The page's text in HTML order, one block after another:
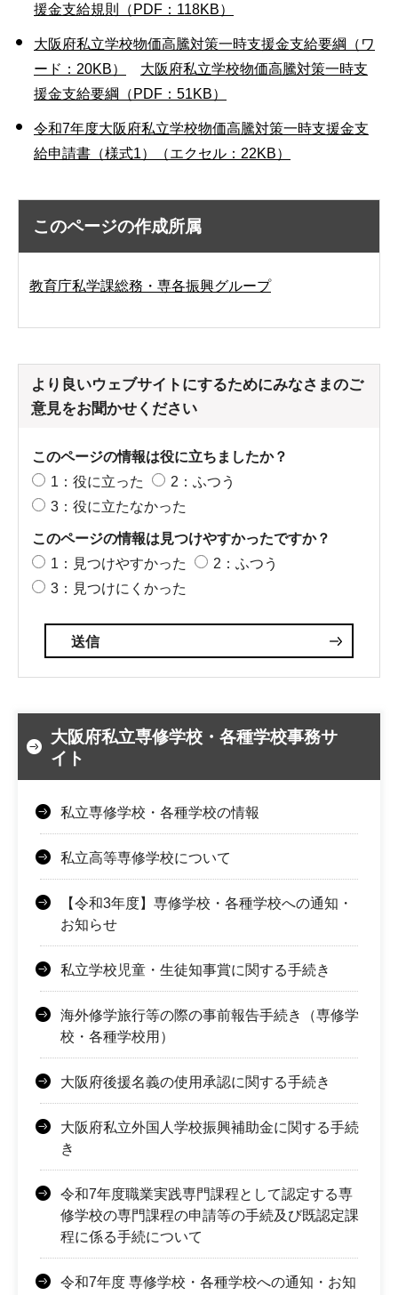
援金支給規則（PDF：118KB）
大阪府私立学校物価高騰対策一時支援金支給要綱（ワ
ード：20KB）
大阪府私立学校物価高騰対策一時支
援金支給要綱（PDF：51KB）
令和7年度大阪府私立学校物価高騰対策一時支援金支
給申請書（様式1）（エクセル：22KB）
このページの作成所属
教育庁私学課総務・専各振興グループ
より良いウェブサイトにするためにみなさまのご
意見をお聞かせください
このページの情報は役に立ちましたか？
1：役に立った
2：ふつう
3：役に立たなかった
このページの情報は見つけやすかったですか？
1：見つけやすかった
2：ふつう
3：見つけにくかった
大阪府私立専修学校・各種学校事務サ
イト
私立専修学校・各種学校の情報
私立高等専修学校について
【令和3年度】専修学校・各種学校への通知・
お知らせ
私立学校児童・生徒知事賞に関する手続き
海外修学旅行等の際の事前報告手続き（専修学
校・各種学校用）
大阪府後援名義の使用承認に関する手続き
大阪府私立外国人学校振興補助金に関する手続
き
令和7年度職業実践専門課程として認定する専
修学校の専門課程の申請等の手続及び既認定課
程に係る手続について
令和7年度 専修学校・各種学校への通知・お知